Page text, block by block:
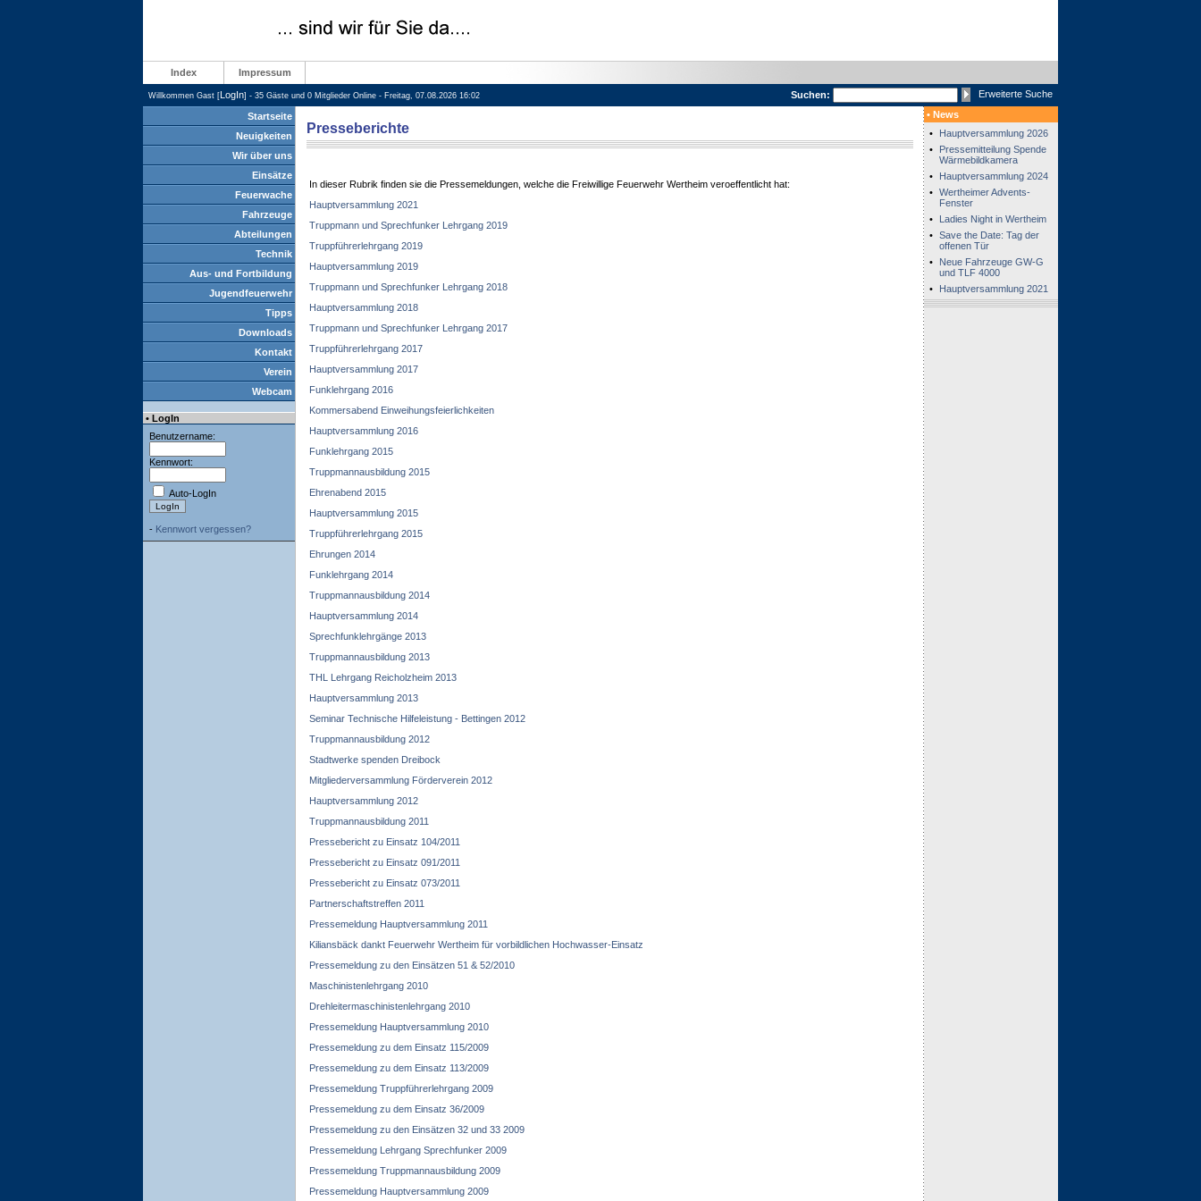
Index Impressum
Willkommen Gast [LogIn] - 35 Gäste und 0 Mitglieder Online - Freitag, 07.08.2026 16:02 Suchen: Erweiterte Suche
Startseite
Neuigkeiten
Wir über uns
Einsätze
Feuerwache
Fahrzeuge
Abteilungen
Technik
Aus- und Fortbildung
Jugendfeuerwehr
Tipps
Downloads
Kontakt
Verein
Webcam
• LogIn
Benutzername:
Kennwort:
Auto-LogIn
- Kennwort vergessen?
Presseberichte
In dieser Rubrik finden sie die Pressemeldungen, welche die Freiwillige Feuerwehr Wertheim veroeffentlicht hat:
Hauptversammlung 2021
Truppmann und Sprechfunker Lehrgang 2019
Truppführerlehrgang 2019
Hauptversammlung 2019
Truppmann und Sprechfunker Lehrgang 2018
Hauptversammlung 2018
Truppmann und Sprechfunker Lehrgang 2017
Truppführerlehrgang 2017
Hauptversammlung 2017
Funklehrgang 2016
Kommersabend Einweihungsfeierlichkeiten
Hauptversammlung 2016
Funklehrgang 2015
Truppmannausbildung 2015
Ehrenabend 2015
Hauptversammlung 2015
Truppführerlehrgang 2015
Ehrungen 2014
Funklehrgang 2014
Truppmannausbildung 2014
Hauptversammlung 2014
Sprechfunklehrgänge 2013
Truppmannausbildung 2013
THL Lehrgang Reicholzheim 2013
Hauptversammlung 2013
Seminar Technische Hilfeleistung - Bettingen 2012
Truppmannausbildung 2012
Stadtwerke spenden Dreibock
Mitgliederversammlung Förderverein 2012
Hauptversammlung 2012
Truppmannausbildung 2011
Pressebericht zu Einsatz 104/2011
Pressebericht zu Einsatz 091/2011
Pressebericht zu Einsatz 073/2011
Partnerschaftstreffen 2011
Pressemeldung Hauptversammlung 2011
Kiliansbäck dankt Feuerwehr Wertheim für vorbildlichen Hochwasser-Einsatz
Pressemeldung zu den Einsätzen 51 & 52/2010
Maschinistenlehrgang 2010
Drehleitermaschinistenlehrgang 2010
Pressemeldung Hauptversammlung 2010
Pressemeldung zu dem Einsatz 115/2009
Pressemeldung zu dem Einsatz 113/2009
Pressemeldung Truppführerlehrgang 2009
Pressemeldung zu dem Einsatz 36/2009
Pressemeldung zu den Einsätzen 32 und 33 2009
Pressemeldung Lehrgang Sprechfunker 2009
Pressemeldung Truppmannausbildung 2009
Pressemeldung Hauptversammlung 2009
• News
•
Hauptversammlung 2026
•
Pressemitteilung Spende
Wärmebildkamera
•
Hauptversammlung 2024
• Wertheimer Advents-
Fenster
•
Ladies Night in Wertheim
• Save the Date: Tag der
offenen Tür
•
Neue Fahrzeuge GW-G
und TLF 4000
•
Hauptversammlung 2021